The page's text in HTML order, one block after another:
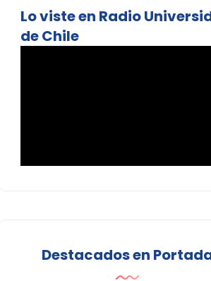
Lo viste en Radio
de Chile
Destacados en